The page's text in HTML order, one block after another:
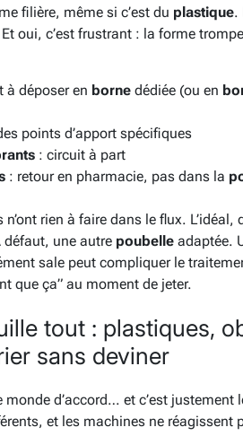
filière, même si c’est du plastique.
oui, c’est frustrant : la forme
à déposer en borne dédiée (ou en
points d’apport spécifiques
: circuit à part
: retour en pharmacie, pas dans la
n’ont rien à faire dans le flux. L’idéal,
défaut, une autre poubelle adaptée.
sale peut compliquer le
que ça” au moment de jeter.
tout : plastiques,
sans deviner
d’accord… et c’est justement
et les machines ne réagissent